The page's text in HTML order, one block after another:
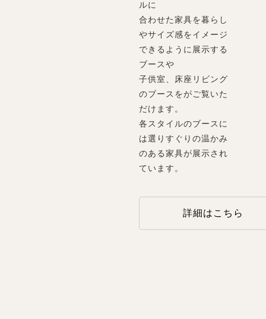
ルに
合わせた家具を暮らし
やサイズ感をイメージ
できるように展示する
ブースや
子供室、床座リビング
のブースをがご覧いた
だけます。
各スタイルのブースに
は選りすぐりの温かみ
のある家具が展示され
ています。
詳細はこちら